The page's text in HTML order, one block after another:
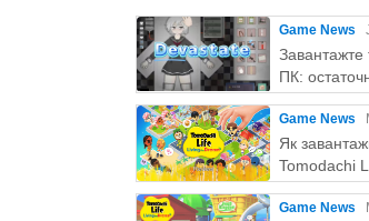
Game News
Завантажте
ПК:
Play
Game News
Як
Tomodachi
MEmu
Game News